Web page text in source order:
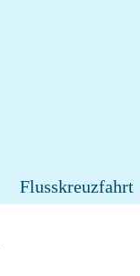
Flusskreuzfahrt